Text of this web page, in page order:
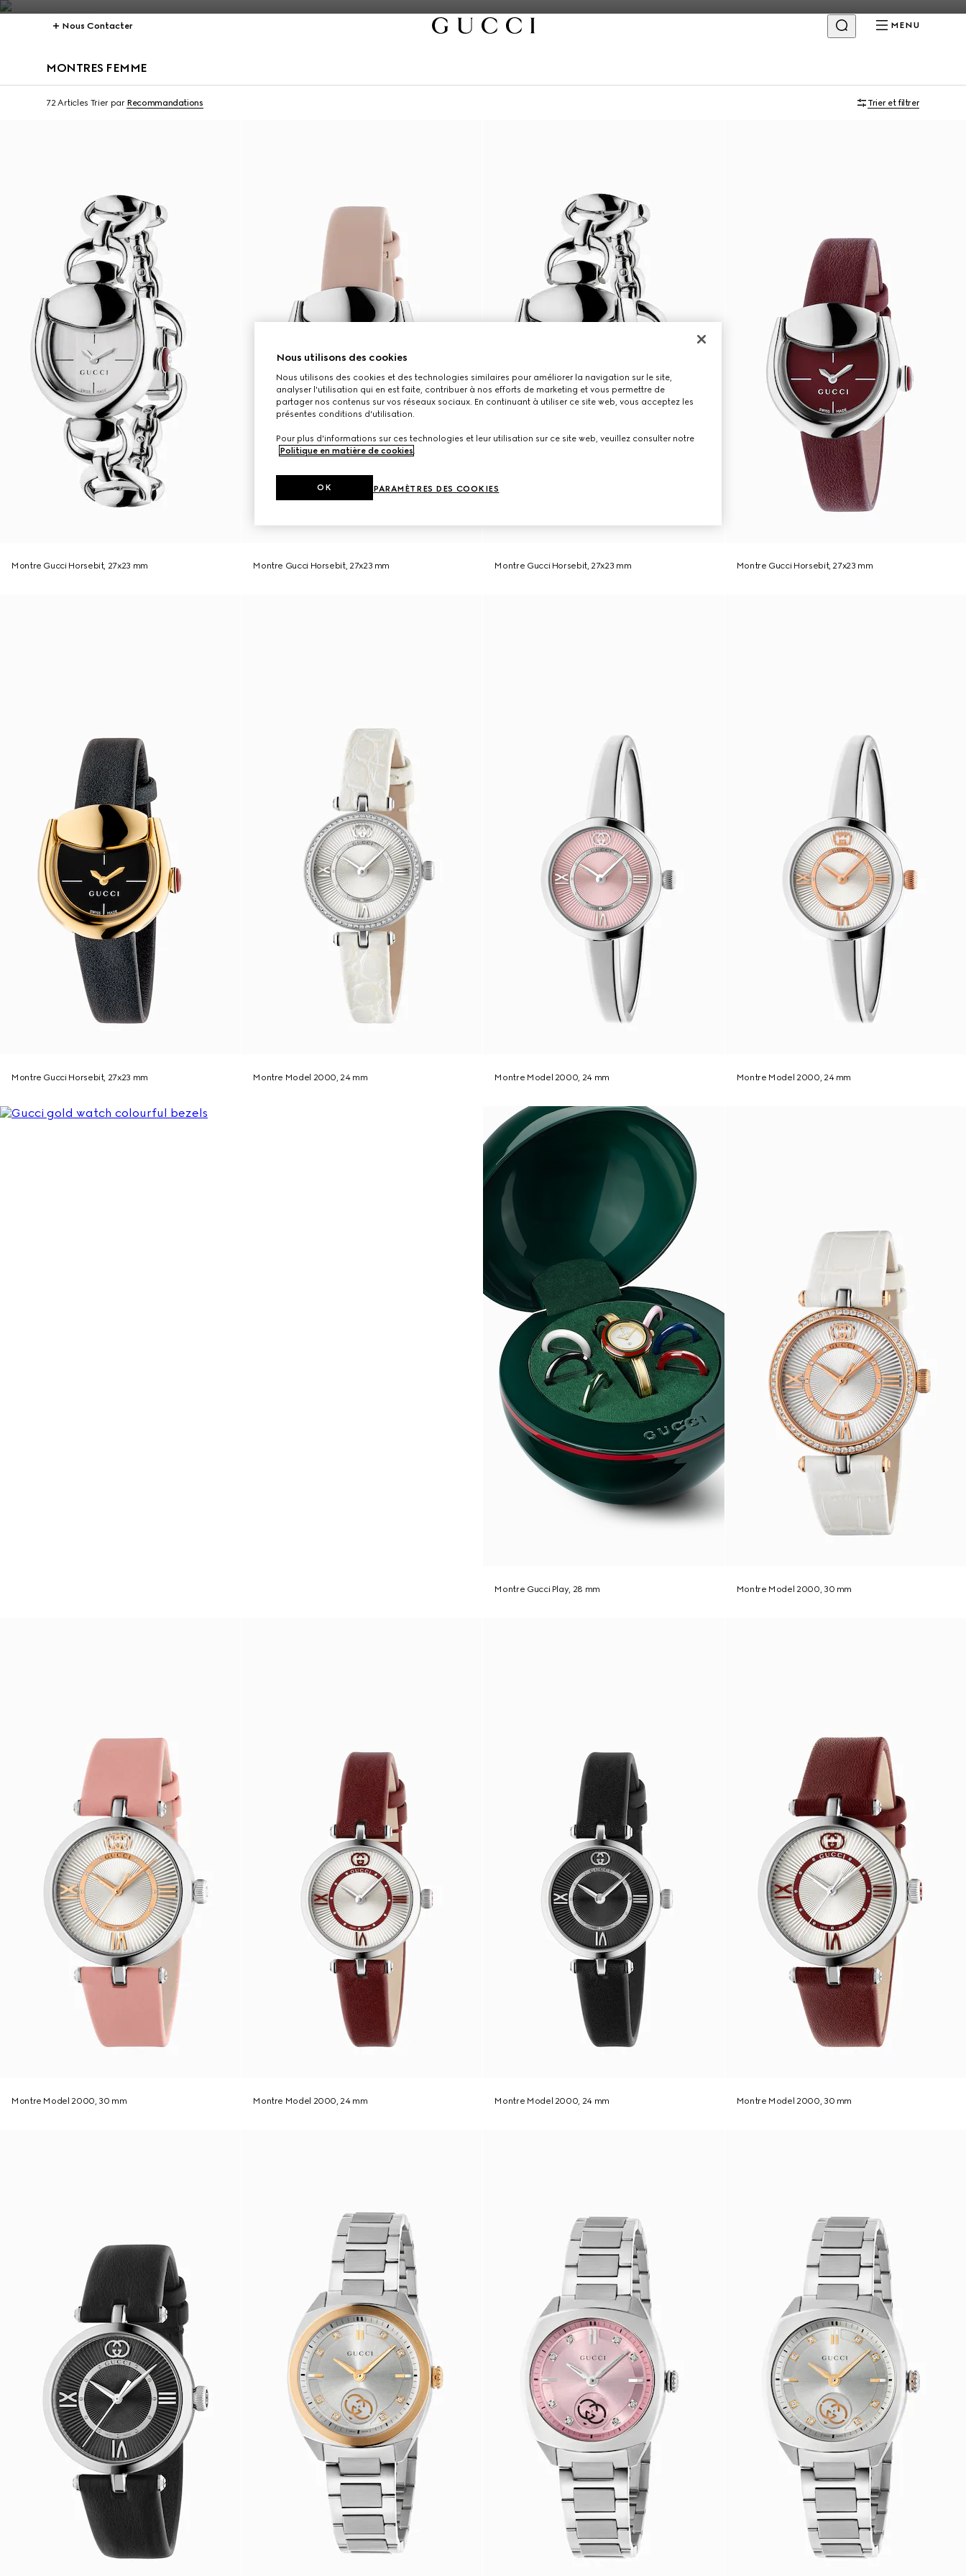
Nous Contacter MENU
MONTRES FEMME
72 Articles Trier par Recommandations Trier et filtrer
Montre Gucci Horsebit, 27x23 mm Montre Gucci Horsebit, 27x23 mm Montre Gucci Horsebit, 27x23 mm Montre Gucci Horsebit, 27x23 mm
Montre Gucci Horsebit, 27x23 mm Montre Model 2000, 24 mm Montre Model 2000, 24 mm Montre Model 2000, 24 mm
Montre Gucci Play, 28 mm Montre Model 2000, 30 mm
Montre Model 2000, 30 mm Montre Model 2000, 24 mm Montre Model 2000, 24 mm Montre Model 2000, 30 mm
Nous utilisons des cookies
Nous utilisons des cookies et des technologies similaires pour améliorer la navigation sur le site,
analyser l'utilisation qui en est faite, contribuer à nos efforts de marketing et vous permettre de
partager nos contenus sur vos réseaux sociaux. En continuant à utiliser ce site web, vous acceptez les
présentes conditions d'utilisation.
Pour plus d'informations sur ces technologies et leur utilisation sur ce site web, veuillez consulter notre
Politique en matière de cookies.
PARAMÈTRES DES COOKIES
OK